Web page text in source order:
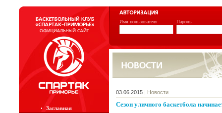
Имя пользователя Пароль
Заглавная
03.06.2015 | Новости
Сезон уличного баскетбола